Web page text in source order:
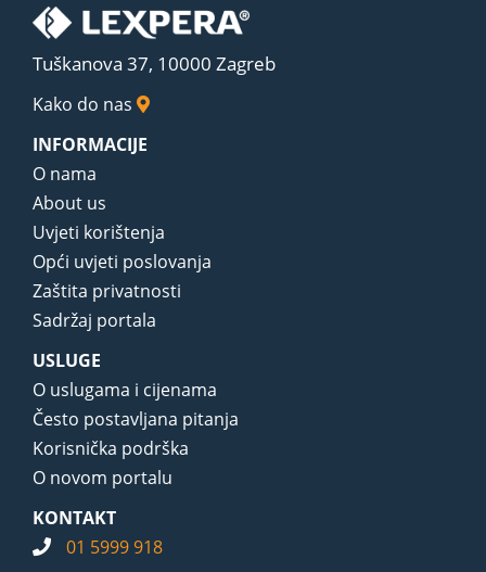
Tuškanova 37, 10000 Zagreb
Kako do nas
INFORMACIJE
O nama
About us
Uvjeti korištenja
Opći uvjeti poslovanja
Zaštita privatnosti
Sadržaj portala
USLUGE
O uslugama i cijenama
Često postavljana pitanja
Korisnička podrška
O novom portalu
KONTAKT
01 5999 918